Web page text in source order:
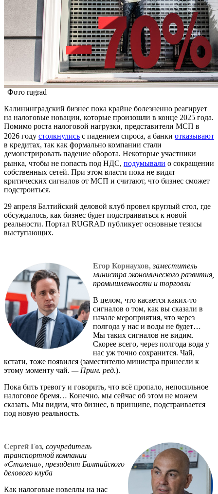
Фото rugrad
Калининградский бизнес пока крайне болезненно реагирует
на налоговые новации, которые произошли в конце 2025 года.
Помимо роста налоговой нагрузки, представители МСП в
2026 году столкнулись с падением спроса, а банки отказывают
в кредитах, так как формально компании стали
демонстрировать падение оборота. Некоторые участники
рынка, чтобы не попасть под НДС, подумывали о сокращении
собственных сетей. При этом власти пока не видят
критических сигналов от МСП и считают, что бизнес сможет
подстроиться.
29 апреля Балтийский деловой клуб провел круглый стол, где
обсуждалось, как бизнес будет подстраиваться к новой
реальности. Портал RUGRAD публикует основные тезисы
выступающих.
Егор Корнаухов,заместитель
министра экономического развития,
промышленности и торговли
В целом, что касается каких-то
сигналов о том, как вы сказали в
начале мероприятия, что через
полгода у нас и воды не будет…
Мы таких сигналов не видим.
Скорее всего, через полгода вода у
нас уж точно сохранится. Чай,
кстати, тоже появился (заместителю министра принесли к
этому моменту чай. — Прим. ред.).
Пока бить тревогу и говорить, что всё пропало, непосильное
налоговое бремя… Конечно, мы сейчас об этом не можем
сказать. Мы видим, что бизнес, в принципе, подстраивается
под новую реальность.
Сергей Гоз, соучредитель
транспортной компании
«Сталена», президент Балтийского
делового клуба
Как налоговые новеллы на нас